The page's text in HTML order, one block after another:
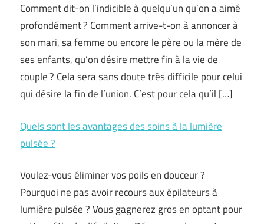
Comment dit-on l’indicible à quelqu’un qu’on a aimé
profondément ? Comment arrive-t-on à annoncer à
son mari, sa femme ou encore le père ou la mère de
ses enfants, qu’on désire mettre fin à la vie de
couple ? Cela sera sans doute très difficile pour celui
qui désire la fin de l’union. C’est pour cela qu’il […]
Quels sont les avantages des soins à la lumière
pulsée ?
Voulez-vous éliminer vos poils en douceur ?
Pourquoi ne pas avoir recours aux épilateurs à
lumière pulsée ? Vous gagnerez gros en optant pour